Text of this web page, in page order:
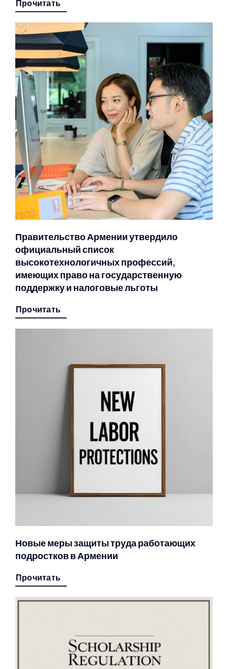
Прочитать
Правительство Армении утвердило
официальный список
высокотехнологичных профессий,
имеющих право на государственную
поддержку и налоговые льготы
Прочитать
Новые меры защиты труда работающих
подростков в Армении
Прочитать